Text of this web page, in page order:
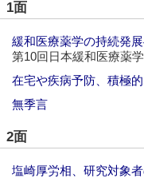
1面
緩和医療薬学の持続発
第10回日本緩和医療薬
在宅や疾病予防、積極
無季言
2面
塩崎厚労相、研究対象